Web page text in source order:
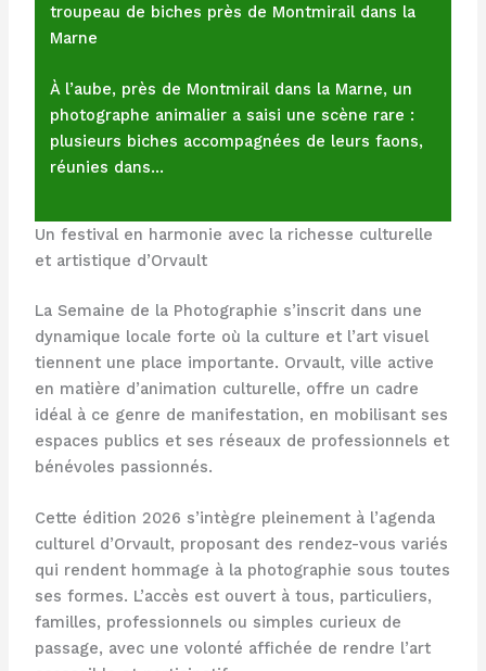
troupeau de biches près de Montmirail dans la
Marne
À l’aube, près de Montmirail dans la Marne, un
photographe animalier a saisi une scène rare :
plusieurs biches accompagnées de leurs faons,
réunies dans…
Un festival en harmonie avec la richesse culturelle
et artistique d’Orvault
La Semaine de la Photographie s’inscrit dans une
dynamique locale forte où la culture et l’art visuel
tiennent une place importante. Orvault, ville active
en matière d’animation culturelle, offre un cadre
idéal à ce genre de manifestation, en mobilisant ses
espaces publics et ses réseaux de professionnels et
bénévoles passionnés.
Cette édition 2026 s’intègre pleinement à l’agenda
culturel d’Orvault, proposant des rendez-vous variés
qui rendent hommage à la photographie sous toutes
ses formes. L’accès est ouvert à tous, particuliers,
familles, professionnels ou simples curieux de
passage, avec une volonté affichée de rendre l’art